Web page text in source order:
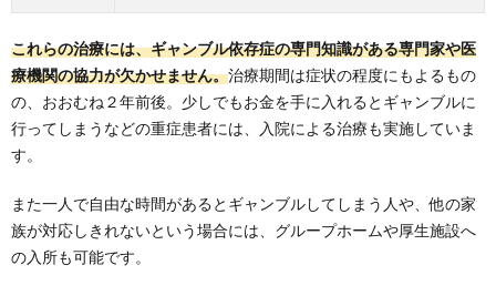
これらの治療には、ギャンブル依存症の専門知識がある専門家や医
療機関の協力が欠かせません。治療期間は症状の程度にもよるもの
の、おおむね２年前後。少しでもお金を手に入れるとギャンブルに
行ってしまうなどの重症患者には、入院による治療も実施していま
す。
また一人で自由な時間があるとギャンブルしてしまう人や、他の家
族が対応しきれないという場合には、グループホームや厚生施設へ
の入所も可能です。